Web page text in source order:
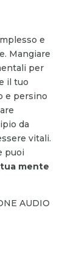
e
Mangiare
per
il tuo
e persino
da
vitali.
puoi
mente
AUDIO